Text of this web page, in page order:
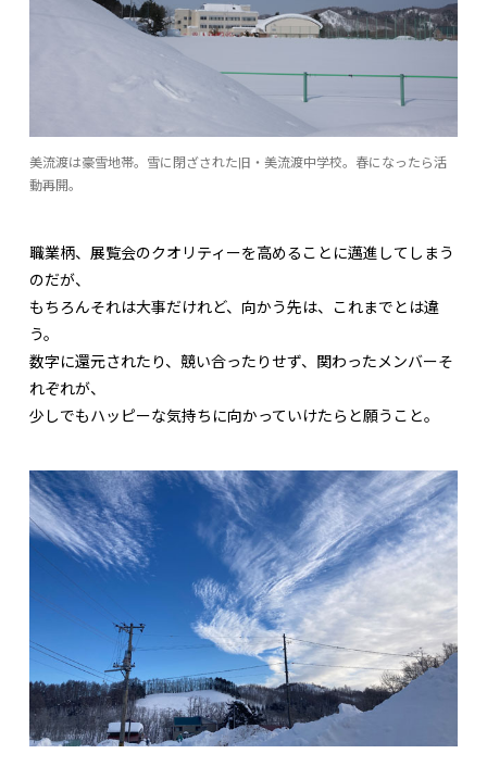
美流渡は豪雪地帯。雪に閉ざされた旧・美流渡中学校。春になったら活
動再開。
職業柄、展覧会のクオリティーを高めることに邁進してしまう
のだが、
もちろんそれは大事だけれど、向かう先は、これまでとは違
う。
数字に還元されたり、競い合ったりせず、関わったメンバーそ
れぞれが、
少しでもハッピーな気持ちに向かっていけたらと願うこと。